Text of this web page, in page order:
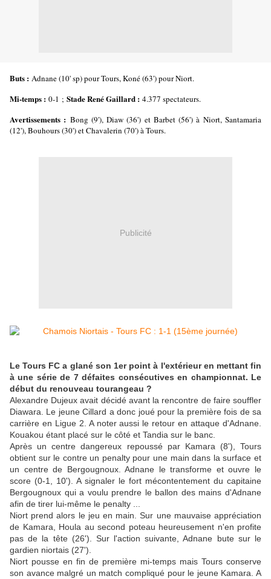
Buts : Adnane (10' sp) pour Tours, Koné (63') pour Niort.
Mi-temps : 0-1 ; Stade René Gaillard : 4.377 spectateurs.
Avertissements : Bong (9'), Diaw (36') et Barbet (56') à Niort, Santamaria
(12'), Bouhours (30') et Chavalerin (70') à Tours.
Publicité
Le Tours FC a glané son 1er point à l'extérieur en mettant fin
à une série de 7 défaites consécutives en championnat. Le
début du renouveau tourangeau ?
Alexandre Dujeux avait décidé avant la rencontre de faire souffler
Diawara. Le jeune Cillard a donc joué pour la première fois de sa
carrière en Ligue 2. A noter aussi le retour en attaque d'Adnane.
Kouakou étant placé sur le côté et Tandia sur le banc.
Après un centre dangereux repoussé par Kamara (8'), Tours
obtient sur le contre un penalty pour une main dans la surface et
un centre de Bergougnoux. Adnane le transforme et ouvre le
score (0-1, 10'). A signaler le fort mécontentement du capitaine
Bergougnoux qui a voulu prendre le ballon des mains d'Adnane
afin de tirer lui-même le penalty ...
Niort prend alors le jeu en main. Sur une mauvaise appréciation
de Kamara, Houla au second poteau heureusement n'en profite
pas de la tête (26'). Sur l'action suivante, Adnane bute sur le
gardien niortais (27').
Niort pousse en fin de première mi-temps mais Tours conserve
son avance malgré un match compliqué pour le jeune Kamara. A